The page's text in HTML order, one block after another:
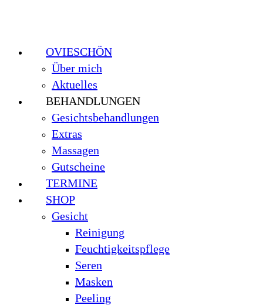
OVIESCHÖN
Über mich
Aktuelles
BEHANDLUNGEN
Gesichtsbehandlungen
Extras
Massagen
Gutscheine
TERMINE
SHOP
Gesicht
Reinigung
Feuchtigkeitspflege
Seren
Masken
Peeling